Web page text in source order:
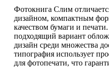
Фотокнига Слим
дизайном, компактным
качеством бумаги и
подходящий вариант
дизайн среди множества
типография использует
для фотопечати, что